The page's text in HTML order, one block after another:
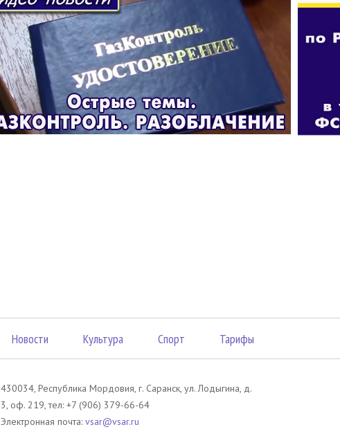
Новости Культура Спорт Тарифы
430034, Республика Мордовия, г. Саранск, ул. Лодыгина, д.
3, оф. 219, тел: +7 (906) 379-66-64
Электронная почта: vsar@vsar.ru